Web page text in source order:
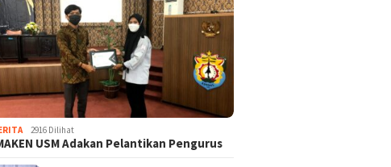
2916 Dilihat
USM Adakan Pelantikan Pengurus